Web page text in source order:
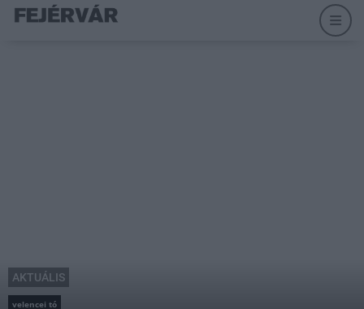
AKTUÁLIS
velencei tó